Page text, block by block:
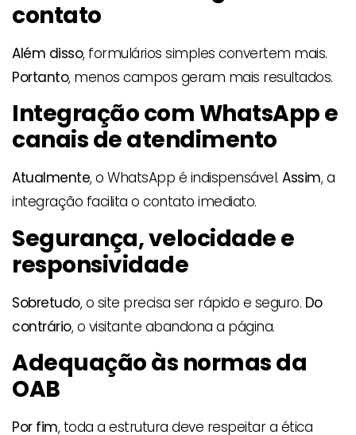
contato
Além disso, formulários simples convertem mais.
Portanto, menos campos geram mais resultados.
Integração com WhatsApp e
canais de atendimento
Atualmente, o WhatsApp é indispensável. Assim, a
integração facilita o contato imediato.
Segurança, velocidade e
responsividade
Sobretudo, o site precisa ser rápido e seguro. Do
contrário, o visitante abandona a página.
Adequação às normas da
OAB
Por fim, toda a estrutura deve respeitar a ética